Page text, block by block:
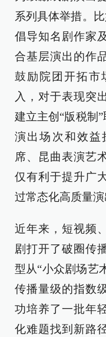
系列具体举措。
倡导知名剧作家
合基层演出的作
鼓励院团开拓市
入，对于表现突
建立主创“版税制
演出场次和效
席、昆曲表演艺
仅有利于提升广
过常态化高质量演
近年来，短视频
剧打开了破圈传
型从“小众剧场艺
传播量级的指数
功培养了一批年
化难题找到新路